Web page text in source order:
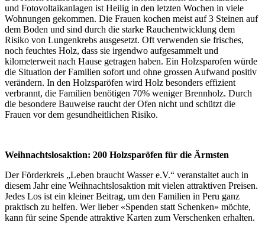
und Fotovoltaikanlagen ist Heilig in den letzten Wochen in viele
Wohnungen gekommen. Die Frauen kochen meist auf 3 Steinen auf
dem Boden und sind durch die starke Rauchentwicklung dem
Risiko von Lungenkrebs ausgesetzt. Oft verwenden sie frisches,
noch feuchtes Holz, dass sie irgendwo aufgesammelt und
kilometerweit nach Hause getragen haben. Ein Holzsparofen würde
die Situation der Familien sofort und ohne grossen Aufwand positiv
verändern. In den Holzsparöfen wird Holz besonders effizient
verbrannt, die Familien benötigen 70% weniger Brennholz. Durch
die besondere Bauweise raucht der Ofen nicht und schützt die
Frauen vor dem gesundheitlichen Risiko.
Weihnachtslosaktion: 200 Holzsparöfen für die Ärmsten
Der Förderkreis „Leben braucht Wasser e.V.“ veranstaltet auch in
diesem Jahr eine Weihnachtslosaktion mit vielen attraktiven Preisen.
Jedes Los ist ein kleiner Beitrag, um den Familien in Peru ganz
praktisch zu helfen. Wer lieber «Spenden statt Schenken» möchte,
kann für seine Spende attraktive Karten zum Verschenken erhalten.